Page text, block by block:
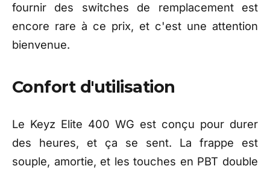
fournir des switches de remplacement est
encore rare à ce prix, et c'est une attention
bienvenue.
Confort d'utilisation
Le Keyz Elite 400 WG est conçu pour durer
des heures, et ça se sent. La frappe est
souple, amortie, et les touches en PBT double